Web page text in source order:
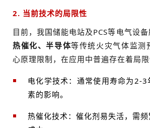
2. 当前技术的局限性
目前，我国储能电站及PCS等电气设
热催化、半导体等传统火灾气体监测
心原理限制，在应用中普遍存在着局限
电化学技术：通常使用寿命为2-3
素的影响。
热催化技术：催化剂易失活，需